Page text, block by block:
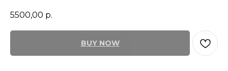
5500,00 р.
BUY NOW